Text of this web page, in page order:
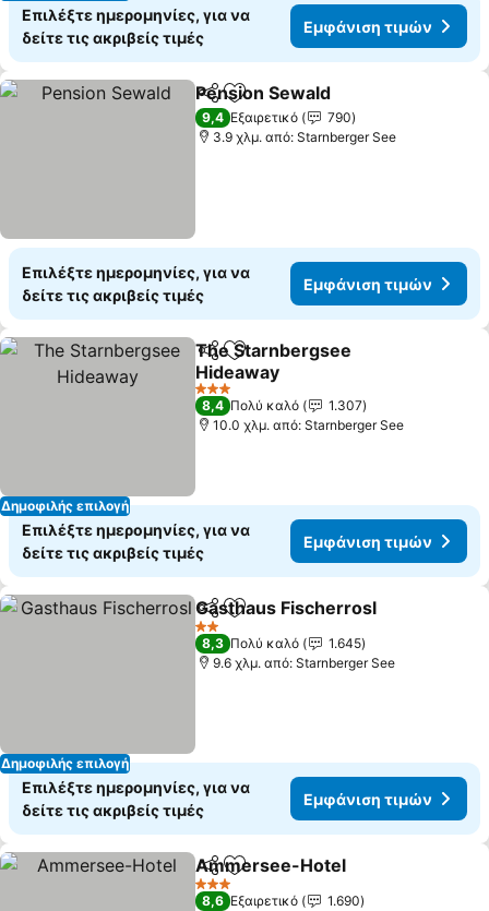
Επιλέξτε ημερομηνίες, για να
δείτε τις ακριβείς τιμές
Εμφάνιση τιμών
Κοινοποίηση
Προσθήκη στα αγαπημένα
Pension Sewald
9,4 Εξαιρετικό
790
3.9 χλμ. από: Starnberger See
Επιλέξτε ημερομηνίες, για να
δείτε τις ακριβείς τιμές
Εμφάνιση τιμών
Δημοφιλής επιλογή
Κοινοποίηση
Προσθήκη στα αγαπημένα
The Starnbergsee
Hideaway
3 Αστέρια
8,4 Πολύ καλό
1.307
10.0 χλμ. από: Starnberger See
Επιλέξτε ημερομηνίες, για να
δείτε τις ακριβείς τιμές
Εμφάνιση τιμών
Δημοφιλής επιλογή
Κοινοποίηση
Προσθήκη στα αγαπημένα
Gasthaus Fischerrosl
2 Αστέρια
8,3 Πολύ καλό
1.645
9.6 χλμ. από: Starnberger See
Επιλέξτε ημερομηνίες, για να
δείτε τις ακριβείς τιμές
Εμφάνιση τιμών
Κοινοποίηση
Προσθήκη στα αγαπημένα
Ammersee-Hotel
3 Αστέρια
8,6 Εξαιρετικό 1.690